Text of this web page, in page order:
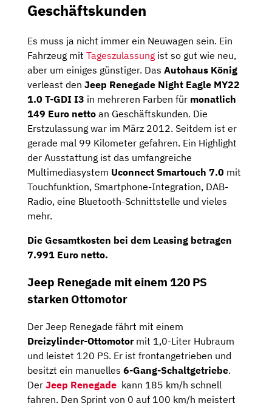
Geschäftskunden
Es muss ja nicht immer ein Neuwagen sein. Ein
Fahrzeug mit Tageszulassung ist so gut wie neu,
aber um einiges günstiger. Das Autohaus König
verleast den Jeep Renegade Night Eagle MY22
1.0 T-GDI I3 in mehreren Farben für monatlich
149 Euro netto an Geschäftskunden. Die
Erstzulassung war im März 2012. Seitdem ist er
gerade mal 99 Kilometer gefahren. Ein Highlight
der Ausstattung ist das umfangreiche
Multimediasystem Uconnect Smartouch 7.0 mit
Touchfunktion, Smartphone-Integration, DAB-
Radio, eine Bluetooth-Schnittstelle und vieles
mehr.
Die Gesamtkosten bei dem Leasing betragen
7.991 Euro netto.
Jeep Renegade mit einem 120 PS
starken Ottomotor
Der Jeep Renegade fährt mit einem
Dreizylinder-Ottomotormit 1,0-Liter Hubraum
und leistet 120 PS. Er ist frontangetrieben und
besitzt ein manuelles 6-Gang-Schaltgetriebe.
Der Jeep Renegade kann 185 km/h schnell
fahren. Den Sprint von 0 auf 100 km/h meistert